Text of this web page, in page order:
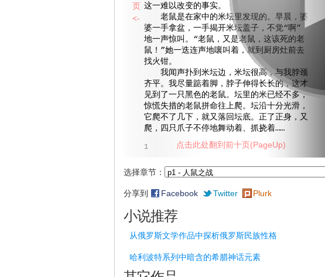
这一难以改变的事实。
老鼠是在家中的米坛里发现的。早晨，婆
婆一手拿盆，一手揭开米坛盖子，不觉“啊”
地一声惊叫。“老鼠，又是老鼠，这该死的老
鼠！”她一迭连声地嚷叫着，就到厨房灶前去
找火钳。
我闻声扑到米坛边，米坛很高，与我脖颈
齐平。我尽量踮着脚，脖子伸得长长的，这才
见到了一只黑色的老鼠。坛里的米已经不多，
惊慌失措的老鼠拼命往上爬。坛沿十分光滑，
它爬不了几下，就又落回坛底。正了正身，又
爬，四只爪子不停地舞动着、抓挠着……
1
选择章节：
分享到 Facebook Twitter Plurk
点击此处翻到前十页(PageUp)
页
<-
小说推荐
从俄罗斯文学作品中探析俄罗斯民族性格
哈利波特系列中暗含的希腊神话元素